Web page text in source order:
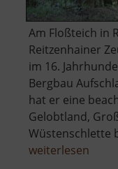
Am Floßteich in
Reitzenhainer
im 16.
Bergbau
hat er eine
Gelobtland,
Wüstenschlette
weiterlesen